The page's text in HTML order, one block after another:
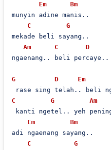
Em
Bm
munyin adine manis..
C
G
mekade beli sayang..
Am
C
D
ngaenang.. beli percaye..
G D Em
C
G Am
kanti ngetel.. yeh
Em
Bm
adi ngaenang sayang..
C
G